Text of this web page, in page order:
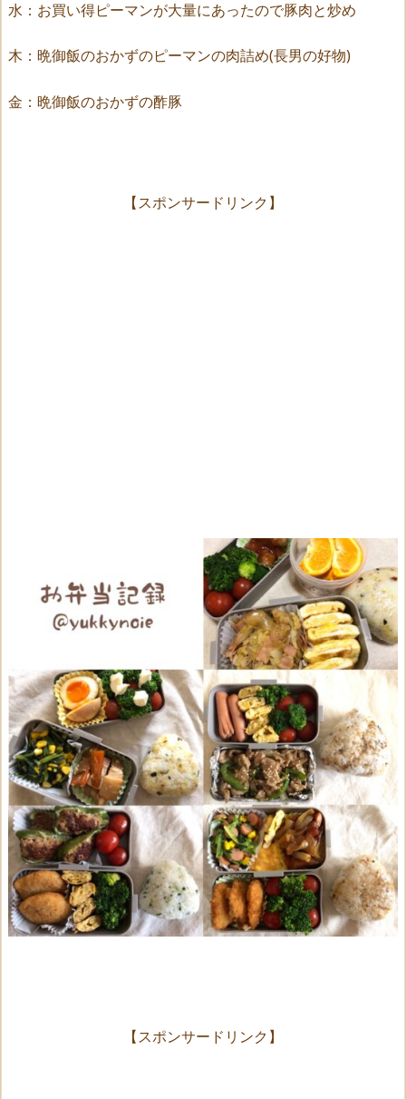
水：お買い得ピーマンが大量にあったので豚肉と炒め
木：晩御飯のおかずのピーマンの肉詰め(長男の好物)
金：晩御飯のおかずの酢豚
【スポンサードリンク】
【スポンサードリンク】